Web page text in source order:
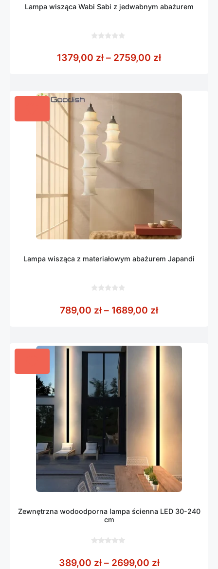
Lampa wisząca Wabi Sabi z jedwabnym abażurem
5
1379,00 zł – 2759,00 złZakres cen:
Lampa wisząca z materiałowym abażurem Japandi
5
789,00 zł – 1689,00 złZakres cen:
Zewnętrzna wodoodporna lampa ścienna LED 30-240
cm
5
389,00 zł – 2699,00 złZakres cen: